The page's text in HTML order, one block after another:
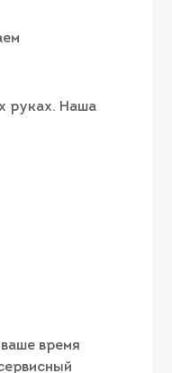
руках. Наша
время